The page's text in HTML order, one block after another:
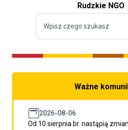
Rudzkie NGO
Ważne
2026-08-06
Od 10 sierpnia br. nastąpią